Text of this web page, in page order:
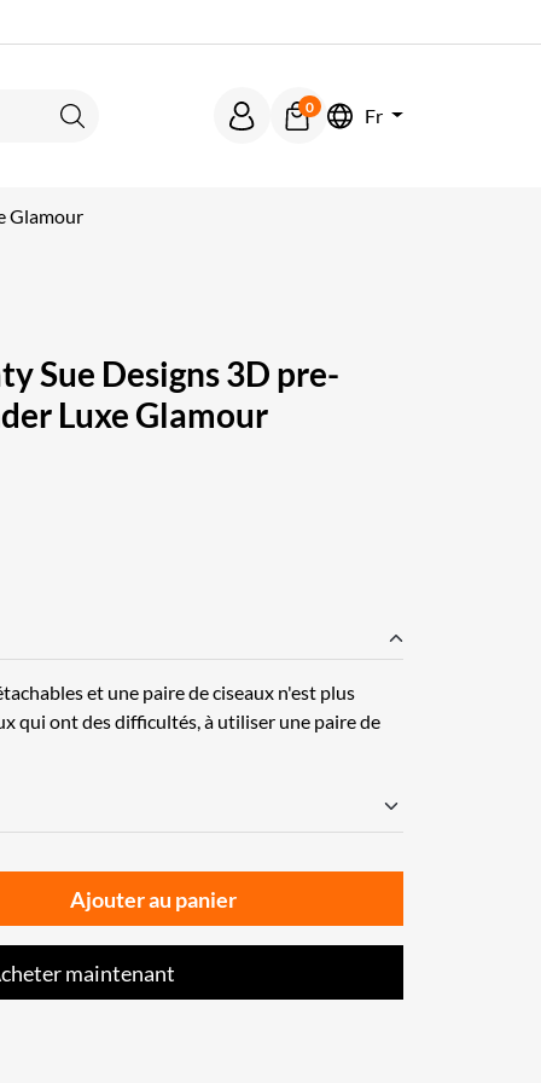
Rechercher
0 Fr
Glamour
Sue Designs 3D pre-
Luxe Glamour
et une paire de ciseaux n'est plus
qui ont des difficultés, à utiliser une paire de
Ajouter au panier
maintenant